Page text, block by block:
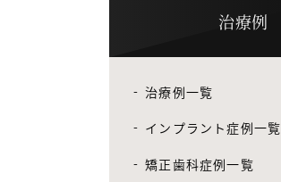
治療例
治療例一覧
インプラント症例一覧
矯正歯科症例一覧